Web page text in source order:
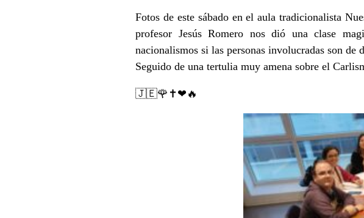
Fotos de este sábado en el aula tradicionalista
profesor Jesús Romero nos dió una clase
nacionalismos si las personas involucradas son de
Seguido de una tertulia muy amena sobre el
🇯🇪🌹✝❤🔥